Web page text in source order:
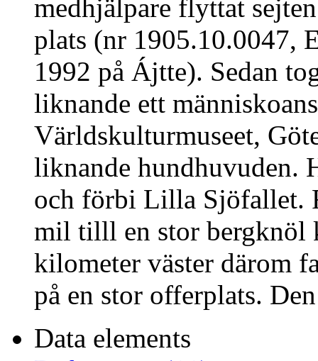
medhjälpare flyttat
plats (nr 1905.10.0047,
1992 på Ájtte). Sedan
liknande ett
Världskulturmuseet,
liknande hundhuvuden.
och förbi Lilla Sjöfallet.
mil tilll en stor bergknöl
kilometer väster därom
på en stor offerplats.
Data elements